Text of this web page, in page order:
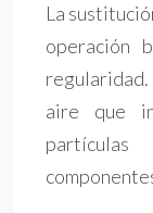
La
operación
aire que